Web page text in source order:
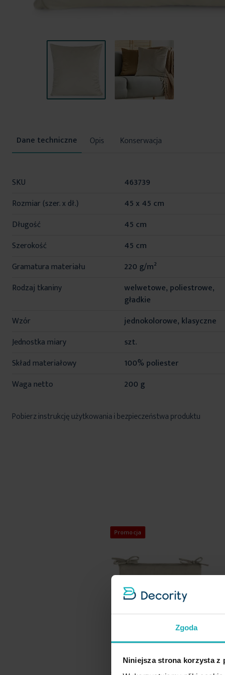
Zgoda
Niniejsza strona korzysta z
galerii
Opis Konserwacja
Więcej
SKU
463739
Rozmiar (szer. x dł.)
45 x 45 cm
Długość
45 cm
Szerokość
45 cm
Gramatura materiału
220 g/m²
Rodzaj tkaniny
welwetowe, poliestrowe,
gładkie
Wzór
jednokolorowe, klasyczne
Jednostka miary
szt.
Skład materiałowy
100% poliester
Waga netto
200 g
Pobierz instrukcję użytkowania i bezpieczeństwa produktu
Promocja